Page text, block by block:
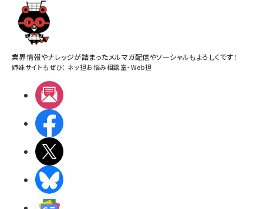
業界情報やナレッジが詰まったメルマガ配信やソーシャルもよろしくです！
姉妹サイトもぜひ： ネッ担お悩み相談室・Web担